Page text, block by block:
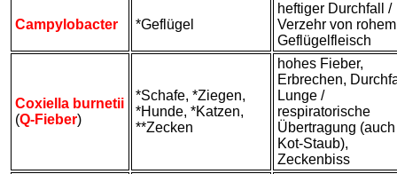
Campylobacter *Geflügel
heftiger Durchfall /
Verzehr von rohem
Geflügelfleisch
Coxiella burnetii
(Q-Fieber)
*Schafe, *Ziegen,
*Hunde, *Katzen,
**Zecken
hohes Fieber,
Erbrechen,
Lunge /
respiratorische
Übertragung (auch
Kot-Staub),
Zeckenbiss